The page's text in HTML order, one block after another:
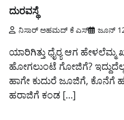
ದುರವಸ್ಥೆ
ನಿಸಾರ್ ಅಹಮದ್ ಕೆ ಎಸ್ ಜೂನ್
ಯಾರಿಗಿತ್ತು ಧೈರ್‍ಯ ಆಗ ಹೇಳಲೆಮ್ಮ
ಹೋಗಲುಂಟೆ ಗೋಜಿಗೆ?
ಹಾಗೇ ಕುದುರೆ ಜೂಜಿಗೆ,
ಹರಾಜಿಗೆ ಕಂಡ […]